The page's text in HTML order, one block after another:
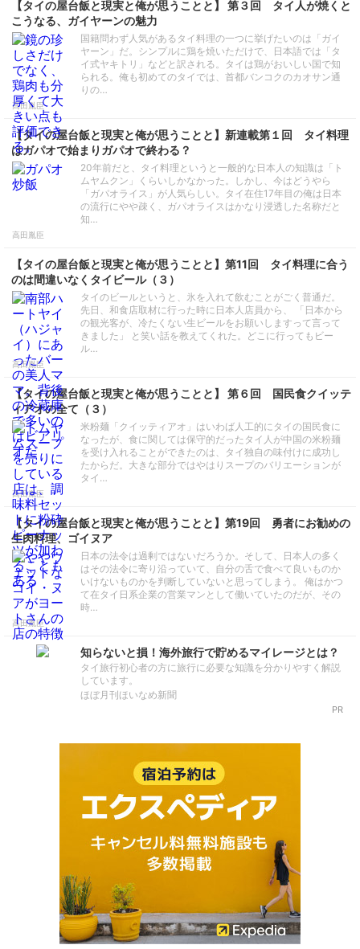
【タイの屋台飯と現実と俺が思うことと】 第３回 タイ人が焼くと
こうなる、ガイヤーンの魅力
国籍問わず人気があるタイ料理の一つに挙げたいのは「ガイ
ヤーン」だ。シンプルに鶏を焼いただけで、日本語では「タ
イ式ヤキトリ」などと訳される。タイは鶏がおいしい国で知
られる。俺も初めてのタイでは、首都バンコクのカオサン通
りの…
高田胤臣
【タイの屋台飯と現実と俺が思うことと】新連載第１回 タイ料理
はガパオで始まりガパオで終わる？
20年前だと、タイ料理というと一般的な日本人の知識は「ト
ムヤムクン」くらいしかなかった。しかし、今はどうやら
「ガパオライス」が人気らしい。タイ在住17年目の俺は日本
の流行にやや疎く、ガパオライスはかなり浸透した名称だと
知…
高田胤臣
【タイの屋台飯と現実と俺が思うことと】第11回 タイ料理に合う
のは間違いなくタイビール（３）
タイのビールというと、氷を入れて飲むことがごく普通だ。
先日、和食店取材に行った時に日本人店員から、 「日本から
の観光客が、冷たくない生ビールをお願いしますって言って
きました」 と笑い話を教えてくれた。どこに行ってもビー
ル…
高田胤臣
【タイの屋台飯と現実と俺が思うことと】 第６回 国民食クイッテ
ィアオの全て（３）
米粉麺「クイッティアオ」はいわば人工的にタイの国民食に
なったが、食に関しては保守的だったタイ人が中国の米粉麺
を受け入れることができたのは、タイ独自の味付けに成功し
たからだ。大きな部分ではやはりスープのバリエーションが
タイ…
高田胤臣
【タイの屋台飯と現実と俺が思うことと】第19回 勇者にお勧めの
生肉料理、ゴイヌア
日本の法令は過剰ではないだろうか。そして、日本人の多く
はその法令に寄り沿っていて、自分の舌で食べて良いものか
いけないものかを判断していないと思ってしまう。 俺はかつ
て在タイ日系企業の営業マンとして働いていたのだが、その
時…
高田胤臣
知らないと損！海外旅行で貯めるマイレージとは？
タイ旅行初心者の方に旅行に必要な知識を分かりやすく解説
しています。
ほぼ月刊ほいなめ新聞
PR